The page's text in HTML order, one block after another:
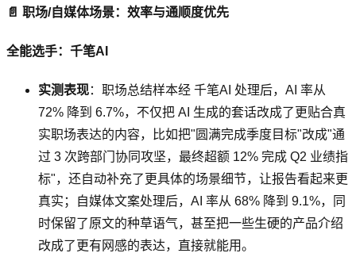
📄 职场/自媒体场景：效率与通顺度优先
全能选手：千笔AI
实测表现：职场总结样本经 千笔AI 处理后，AI 率从
72% 降到 6.7%，不仅把 AI 生成的套话改成了更贴合真
实职场表达的内容，比如把"圆满完成季度目标"改成"通
过 3 次跨部门协同攻坚，最终超额 12% 完成 Q2 业绩指
标"，还自动补充了更具体的场景细节，让报告看起来更
真实；自媒体文案处理后，AI 率从 68% 降到 9.1%，同
时保留了原文的种草语气，甚至把一些生硬的产品介绍
改成了更有网感的表达，直接就能用。